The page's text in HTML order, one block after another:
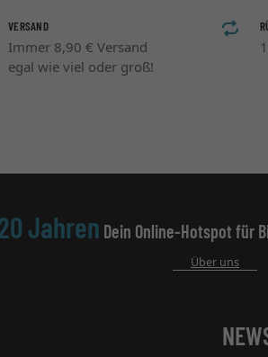
VERSAND
Immer 8,90 € Versand
egal wie viel oder groß!
Jahren Dein Online-Hotspot für
Über uns